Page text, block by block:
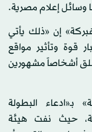
وسائل إعلام مصرية.
إن «ذلك يأتي
قوة وتأثير مواقع
أشخاصاً مشهورين
بـ«ادعاء البطولة
حيث نفت هيئة